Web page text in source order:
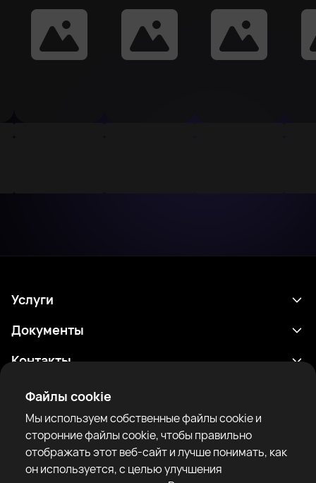
Файлы cookie
Мы используем собственные файлы cookie и
сторонние файлы cookie, чтобы правильно
отображать этот веб-сайт и лучше понимать, как
он используется, с целью улучшения
Услуги
Расписание
Боксеры
Рейтинги
Новости
Статьи
Документы
Политика конфиденциальности
Уведомление о рисках
Правила сообщества
Контакты
support@rtfight.com
Приложения